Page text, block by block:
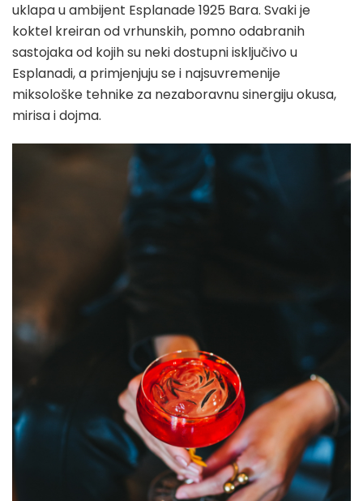
uklapa u ambijent Esplanade 1925 Bara. Svaki je
koktel kreiran od vrhunskih, pomno odabranih
sastojaka od kojih su neki dostupni isključivo u
Esplanadi, a primjenjuju se i najsuvremenije
miksološke tehnike za nezaboravnu sinergiju okusa,
mirisa i dojma.